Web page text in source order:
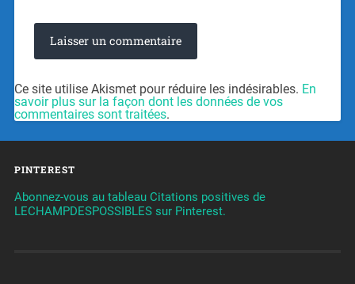
Ce site utilise Akismet pour réduire les indésirables. En
savoir plus sur la façon dont les données de vos
commentaires sont traitées.
PINTEREST
Abonnez-vous au tableau Citations positives de
LECHAMPDESPOSSIBLES sur Pinterest.